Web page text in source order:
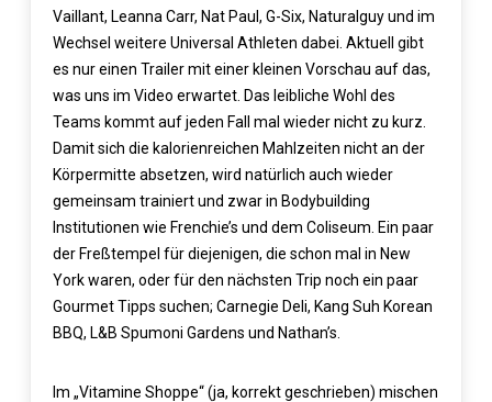
Vaillant, Leanna Carr, Nat Paul, G-Six, Naturalguy und im
Wechsel weitere Universal Athleten dabei. Aktuell gibt
es nur einen Trailer mit einer kleinen Vorschau auf das,
was uns im Video erwartet. Das leibliche Wohl des
Teams kommt auf jeden Fall mal wieder nicht zu kurz.
Damit sich die kalorienreichen Mahlzeiten nicht an der
Körpermitte absetzen, wird natürlich auch wieder
gemeinsam trainiert und zwar in Bodybuilding
Institutionen wie Frenchie’s und dem Coliseum. Ein paar
der Freßtempel für diejenigen, die schon mal in New
York waren, oder für den nächsten Trip noch ein paar
Gourmet Tipps suchen; Carnegie Deli, Kang Suh Korean
BBQ, L&B Spumoni Gardens und Nathan’s.
Im „Vitamine Shoppe“ (ja, korrekt geschrieben) mischen